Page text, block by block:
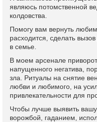
являюсь потомственной
колдовства.
Помогу вам вернуть
расходится, сделать
в семье.
В моем арсенале
напущенного негатива,
зла. Ритуалы на снятие
любви и любимого, на
привлекательности для
Чтобы лучше выявить
ворожбой, гаданием,